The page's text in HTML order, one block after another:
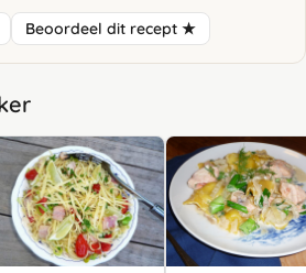
Beoordeel dit recept ★